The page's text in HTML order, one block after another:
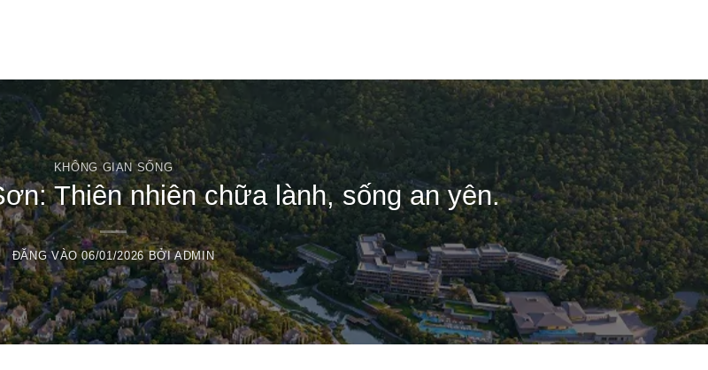
KHÔNG GIAN SỐNG
Thiên nhiên chữa lành, sống an yên.
ĐĂNG VÀO06/01/2026 BỞIADMIN